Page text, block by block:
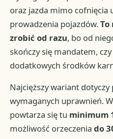
oraz jazda mimo cofnięcia
prowadzenia pojazdów.
zrobić od razu, bo od
skończy się mandatem,
dodatkowych środków
Najcięższy wariant
wymaganych uprawnień.
powtarza się tu minimum
możliwość orzeczeniado